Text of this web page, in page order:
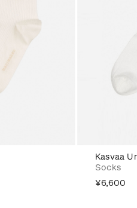
Kasvaa
Socks
¥6,600